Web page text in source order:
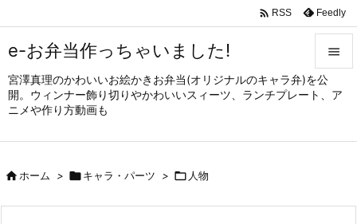
e-お弁当作っちゃいました!
宮澤真理のかわいいお絵かきお弁当(オリジナルのキャラ弁)を公
開。ウィンナー飾り切りやかわいいスィーツ、ランチプレート、ア
ニメや作り方動画も


メニュ
サイド

 RSS Feedly
ホーム > キャラ・パーツ >  人物